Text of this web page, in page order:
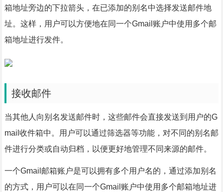
箱地址旁边的下拉箭头，在已添加的别名中选择发送邮件地
址。这样，用户可以方便地在同一个Gmail账户中使用多个邮
箱地址进行发件。
接收邮件
当其他人向别名发送邮件时，这些邮件会直接发送到用户的G
mail收件箱中。用户可以通过筛选器等功能，对不同的别名邮
件进行分类或自动归档，以便更好地管理不同来源的邮件。
一个Gmail邮箱账户是可以拥有多个用户名的，通过添加别名
的方式，用户可以在同一个Gmail账户中使用多个邮箱地址进